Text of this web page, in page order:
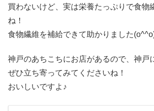
買わないけど、実は栄養たっぷりで食物
ね！
食物繊維を補給できて助かりました
神戸のあちこちにお店があるので、神戸
ぜひ立ち寄ってみてくださいね！
おいしいですよ♪